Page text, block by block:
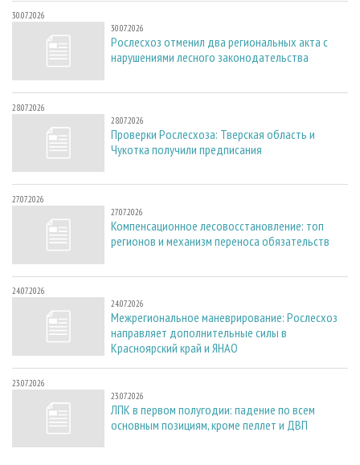
30.07.2026
30.07.2026
Рослесхоз отменил два региональных акта с
нарушениями лесного законодательства
28.07.2026
28.07.2026
Проверки Рослесхоза: Тверская область и
Чукотка получили предписания
27.07.2026
27.07.2026
Компенсационное лесовосстановление: топ
регионов и механизм переноса обязательств
24.07.2026
24.07.2026
Межрегиональное маневрирование: Рослесхоз
направляет дополнительные силы в
Красноярский край и ЯНАО
23.07.2026
23.07.2026
ЛПК в первом полугодии: падение по всем
основным позициям, кроме пеллет и ДВП